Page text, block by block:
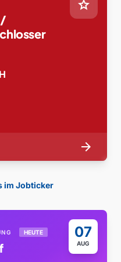
star
arrow_forward
im Jobticker
07
AUG
HEUTE